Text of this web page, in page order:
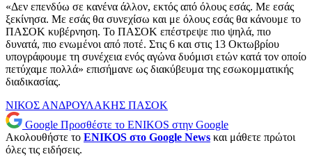
«Δεν επενδύω σε κανένα άλλον, εκτός από όλους εσάς. Με εσάς
ξεκίνησα. Με εσάς θα συνεχίσω και με όλους εσάς θα κάνουμε το
ΠΑΣΟΚ κυβέρνηση. Το ΠΑΣΟΚ επέστρεψε πιο ψηλά, πιο
δυνατά, πιο ενωμένοι από ποτέ. Στις 6 και στις 13 Οκτωβρίου
υπογράφουμε τη συνέχεια ενός αγώνα δυόμισι ετών κατά τον οποίο
πετύχαμε πολλά» επισήμανε ως διακύβευμα της εσωκομματικής
διαδικασίας.
ΝΙΚΟΣ ΑΝΔΡΟΥΛΑΚΗΣ ΠΑΣΟΚ
Google Προσθέστε το ENIKOS στην Google
Ακολουθήστε το ENIKOS στο Google News και μάθετε πρώτοι
όλες τις ειδήσεις.